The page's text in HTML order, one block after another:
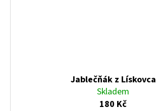
Jablečňák z Lískovca
Skladem
180 Kč